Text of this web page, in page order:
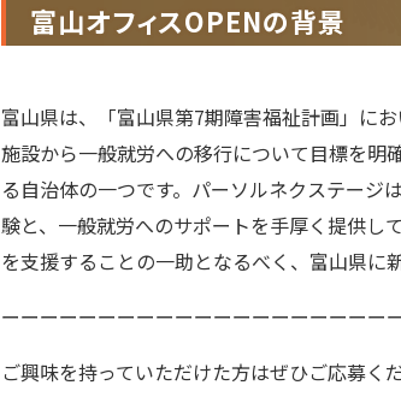
富山オフィスOPENの背景
富山県は、「富山県第7期障害福祉計画」に
施設から一般就労への移行について目標を明
る自治体の一つです。パーソルネクステージ
験と、一般就労へのサポートを手厚く提供し
を支援することの一助となるべく、富山県に
ーーーーーーーーーーーーーーーーーーーー
ご興味を持っていただけた方はぜひご応募く